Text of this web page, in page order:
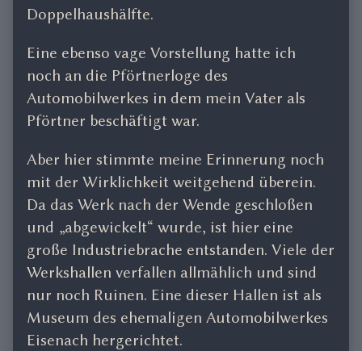
Doppelhaushälfte.
Eine ebenso vage Vorstellung hatte ich
noch an die Pförtnerloge des
Automobilwerkes in dem mein Vater als
Pförtner beschäftigt war.
Aber hier stimmte meine Erinnerung noch
mit der Wirklichkeit weitgehend überein.
Da das Werk nach der Wende geschloßen
und „abgewickelt“ wurde, ist hier eine
große Industriebrache entstanden. Viele der
Werkshallen verfallen allmählich und sind
nur noch Ruinen. Eine dieser Hallen ist als
Museum des ehemaligen Automobilwerkes
Eisenach hergerichtet.